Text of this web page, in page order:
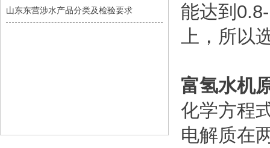
山东东营涉水产品分类及检验要求
能达到
上，所以
富氢水机
化学方程
电解质在